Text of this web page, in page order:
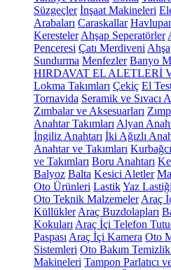
Süzgeçler İnşaat Makineleri
Arabaları Caraskallar
Keresteler Ahşap Seperatörler
Penceresi Çatı Merdiveni
Sundurma Menfezler Banyo
HIRDAVAT EL ALETLERİ
Lokma Takımları Çekiç El
Tornavida Seramik ve Sıvacı
Zımbalar ve Aksesuarları
Anahtar Takımları Alyan
İngiliz Anahtarı İki Ağızlı
Anahtar ve Takımları
ve Takımları Boru Anahtarı
Balyoz Balta Kesici Aletler
Oto Ürünleri LastikYaz Lastiği
Oto Teknik Malzemeler Araç
Küllükler Araç Buzdolapları
Kokuları Araç İçi Telefon
Paspası Araç İçi Kamera Oto
Sistemleri Oto Bakım
Makineleri Tampon Parlatıcı